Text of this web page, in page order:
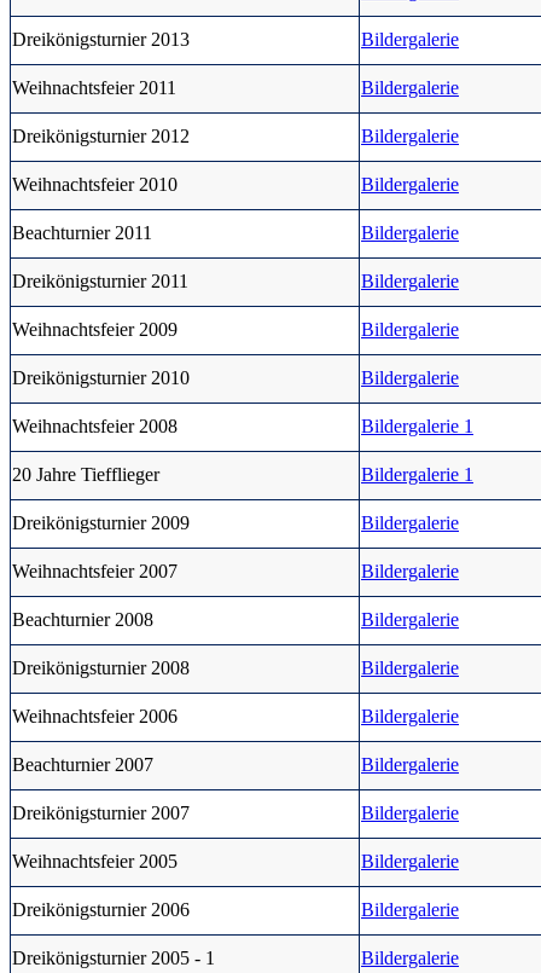
Dreikönigsturnier 2013 Bildergalerie
Weihnachtsfeier 2011 Bildergalerie
Dreikönigsturnier 2012 Bildergalerie
Weihnachtsfeier 2010 Bildergalerie
Beachturnier 2011 Bildergalerie
Dreikönigsturnier 2011 Bildergalerie
Weihnachtsfeier 2009 Bildergalerie
Dreikönigsturnier 2010 Bildergalerie
Weihnachtsfeier 2008 Bildergalerie 1
20 Jahre Tiefflieger Bildergalerie 1
Dreikönigsturnier 2009 Bildergalerie
Weihnachtsfeier 2007 Bildergalerie
Beachturnier 2008 Bildergalerie
Dreikönigsturnier 2008 Bildergalerie
Weihnachtsfeier 2006 Bildergalerie
Beachturnier 2007 Bildergalerie
Dreikönigsturnier 2007 Bildergalerie
Weihnachtsfeier 2005 Bildergalerie
Dreikönigsturnier 2006 Bildergalerie
Dreikönigsturnier 2005 - 1 Bildergalerie